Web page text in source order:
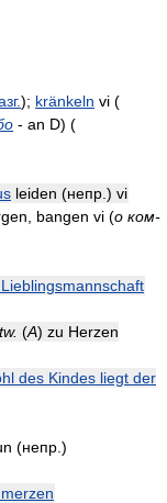
); kränkeln vi (
- an D) (
leiden (непр.) vi
bangen vi (о ком-
(A) zu Herzen
des Kindes liegt der
(непр.)